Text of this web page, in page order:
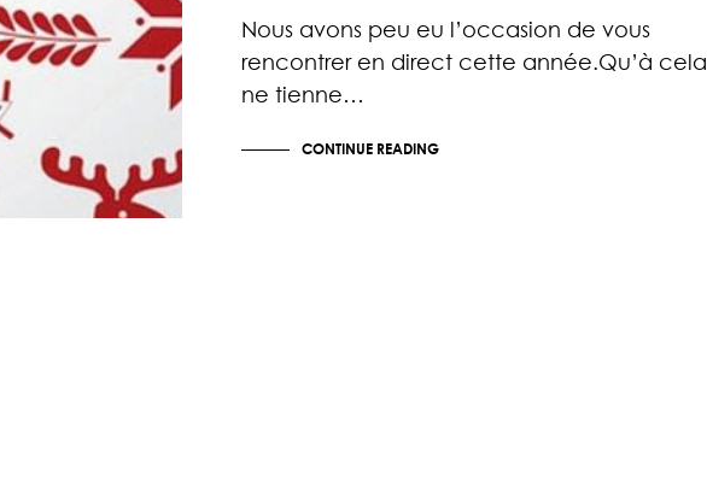
Nous avons peu eu l’occasion de vous
rencontrer en direct cette année.Qu’à cela
ne tienne…
CONTINUE READING